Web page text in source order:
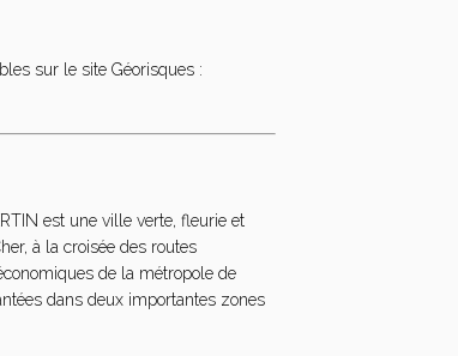
sur le site Géorisques :
est une ville verte, fleurie et
à la croisée des routes
de la métropole de
dans deux importantes zones